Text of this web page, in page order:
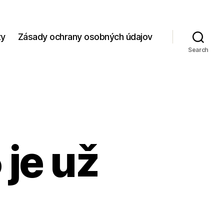
Zásady ochrany osobných údajov
Search
už